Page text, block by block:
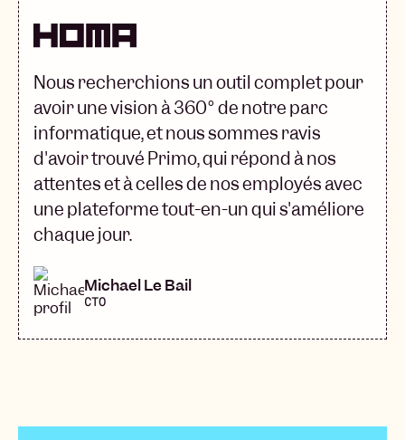
Nous recherchions un outil complet pour
avoir une vision à 360° de notre parc
informatique, et nous sommes ravis
d'avoir trouvé Primo, qui répond à nos
attentes et à celles de nos employés avec
une plateforme tout-en-un qui s'améliore
chaque jour.
Michael Le Bail
CTO